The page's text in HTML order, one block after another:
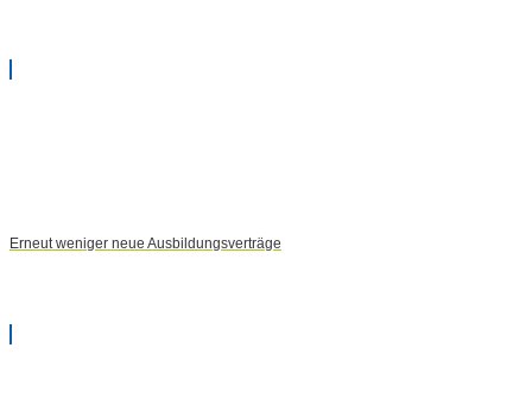
Erneut weniger neue Ausbildungsverträge